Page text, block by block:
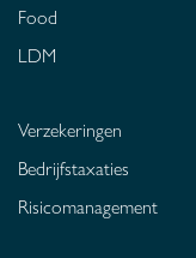
Food
LDM
Verzekeringen
Bedrijfstaxaties
Risicomanagement